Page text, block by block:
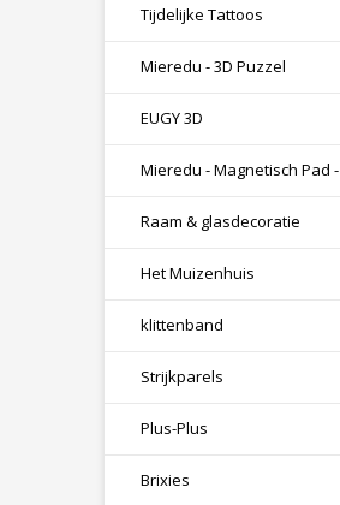
Tijdelijke Tattoos
Mieredu - 3D Puzzel
EUGY 3D
Mieredu - Magnetisch Pad -
Raam & glasdecoratie
Het Muizenhuis
klittenband
Strijkparels
Plus-Plus
Brixies